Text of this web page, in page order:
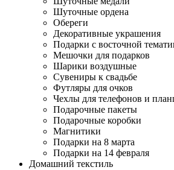
Шуточные ордена
Обереги
Декоративные украшения
Подарки с восточной
Мешочки для подарков
Шарики воздушные
Сувениры к свадьбе
Футляры для очков
Чехлы для телефонов и
Подарочные пакеты
Подарочные коробки
Магнитики
Подарки на 8 марта
Подарки на 14 февраля
Домашний текстиль